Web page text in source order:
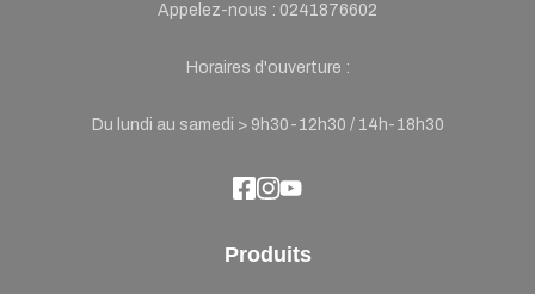
Appelez-nous : 0241876602
Horaires d'ouverture :
Du lundi au samedi > 9h30-12h30 / 14h-18h30
Produits